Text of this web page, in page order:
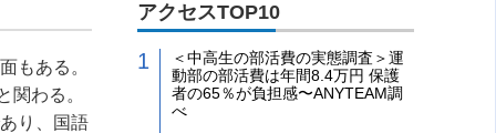
もある。
関わる。
り、国語
アクセスTOP10
＜中高生の部活費の実態調査＞運
動部の部活費は年間8.4万円 保護
者の65％が負担感〜ANYTEAM調
べ